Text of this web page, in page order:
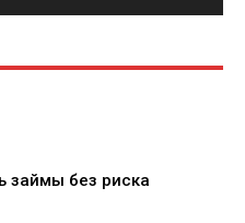
займы без риска